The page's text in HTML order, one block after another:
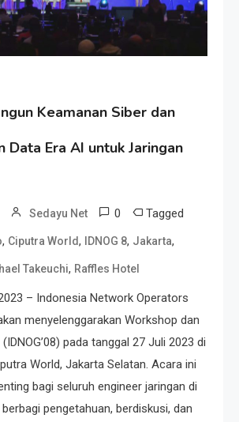
Keamanan Siber dan
Data Era AI untuk Jaringan
Sedayu Net 0 Tagged
, Ciputra World, IDNOG 8, Jakarta,
Takeuchi, Raffles Hotel
– Indonesia Network Operators
menyelenggarakan Workshop dan
pada tanggal 27 Juli 2023 di
World, Jakarta Selatan. Acara ini
bagi seluruh engineer jaringan di
pengetahuan, berdiskusi, dan